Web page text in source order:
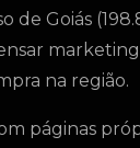
de Goiás
na região.
páginas